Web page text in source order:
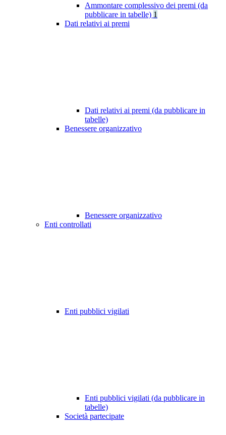
Ammontare complessivo dei premi (da
pubblicare in tabelle) 1
Dati relativi ai premi
Dati relativi ai premi (da pubblicare in
tabelle)
Benessere organizzativo
Benessere organizzativo
Enti controllati
Enti pubblici vigilati
Enti pubblici vigilati (da pubblicare in
tabelle)
Società partecipate